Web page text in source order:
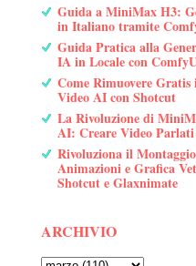
Guida a MiniMax H3:
in Italiano tramite
Guida Pratica alla
IA in Locale con
Come Rimuovere
Video AI con Shotcut
La Rivoluzione di
AI: Creare Video
Rivoluziona il
Animazioni e Grafica
Shotcut e Glaxnimate
ARCHIVIO